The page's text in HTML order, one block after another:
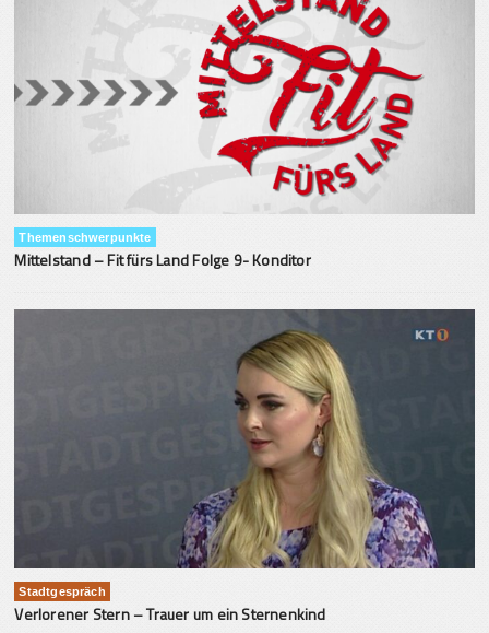
Themenschwerpunkte
Mittelstand – Fit fürs Land Folge 9- Konditor
Stadtgespräch
Verlorener Stern – Trauer um ein Sternenkind